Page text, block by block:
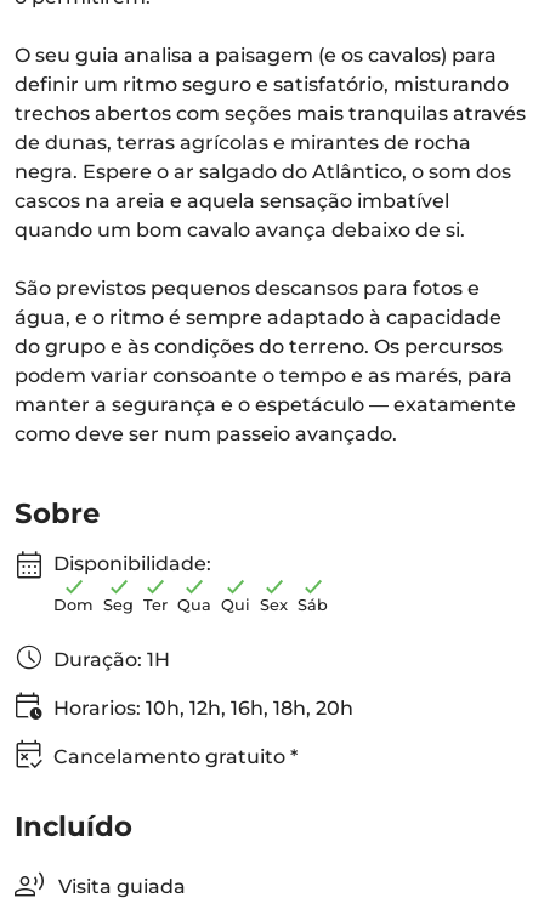
O seu guia analisa a paisagem (e os cavalos) para
definir um ritmo seguro e satisfatório, misturando
trechos abertos com seções mais tranquilas através
de dunas, terras agrícolas e mirantes de rocha
negra. Espere o ar salgado do Atlântico, o som dos
cascos na areia e aquela sensação imbatível
quando um bom cavalo avança debaixo de si.
São previstos pequenos descansos para fotos e
água, e o ritmo é sempre adaptado à capacidade
do grupo e às condições do terreno. Os percursos
podem variar consoante o tempo e as marés, para
manter a segurança e o espetáculo — exatamente
como deve ser num passeio avançado.
Sobre
Disponibilidade:
Dom Seg Ter Qua Qui Sex Sáb
Duração: 1H
Horarios: 10h, 12h, 16h, 18h, 20h
Cancelamento gratuito *
Incluído
Visita guiada